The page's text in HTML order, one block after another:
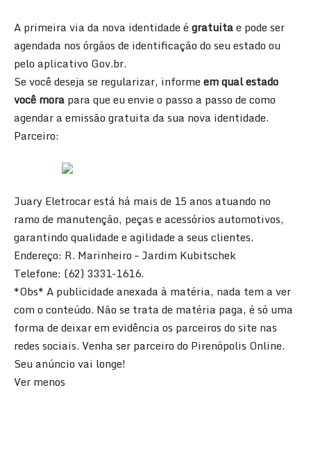
A primeira via da nova identidade é gratuitae pode ser
agendada nos órgãos de identificação do seu estado ou
pelo aplicativo Gov.br.
Se você deseja se regularizar, informe em qual estado
você mora para que eu envie o passo a passo de como
agendar a emissão gratuita da sua nova identidade.
Parceiro:
Juary Eletrocar está há mais de 15 anos atuando no
ramo de manutenção, peças e acessórios automotivos,
garantindo qualidade e agilidade a seus clientes.
Endereço: R. Marinheiro – Jardim Kubitschek
Telefone: (62) 3331-1616.
*Obs* A publicidade anexada à matéria, nada tem a ver
com o conteúdo. Não se trata de matéria paga, é só uma
forma de deixar em evidência os parceiros do site nas
redes sociais. Venha ser parceiro do Pirenópolis Online.
Seu anúncio vai longe!
Ver menos